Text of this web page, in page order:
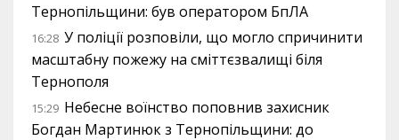
Тернопільщини: був оператором БпЛА
16:28 У поліції розповіли, що могло спричинити
масштабну пожежу на сміттєзвалищі біля
Тернополя
15:29 Небесне воїнство поповнив захисник
Богдан Мартинюк з Тернопільщини: до